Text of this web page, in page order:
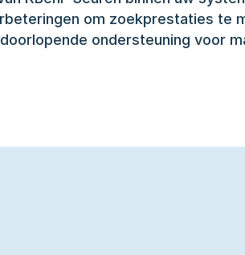
om zoekprestaties te
ondersteuning voor